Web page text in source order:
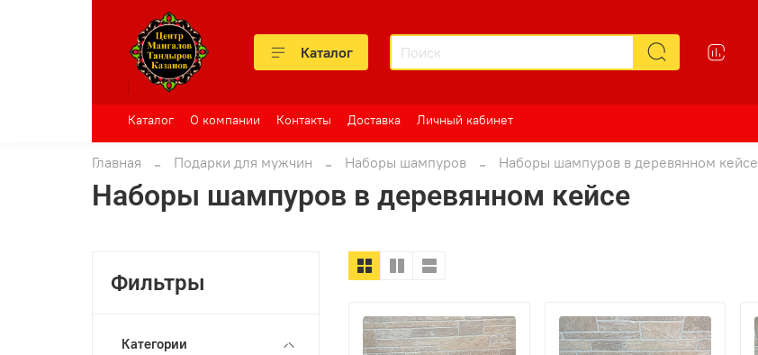
Каталог
Каталог О компании Контакты Доставка Личный кабинет
Главная Подарки для мужчин Наборы шампуров Наборы шампуров в деревянном кейсе
Наборы шампуров в деревянном кейсе
Фильтры
Категории